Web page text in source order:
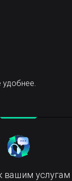
удобнее.
вашим услугам